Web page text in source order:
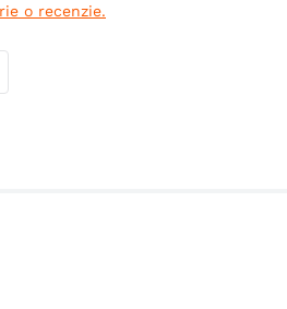
o recenzie.